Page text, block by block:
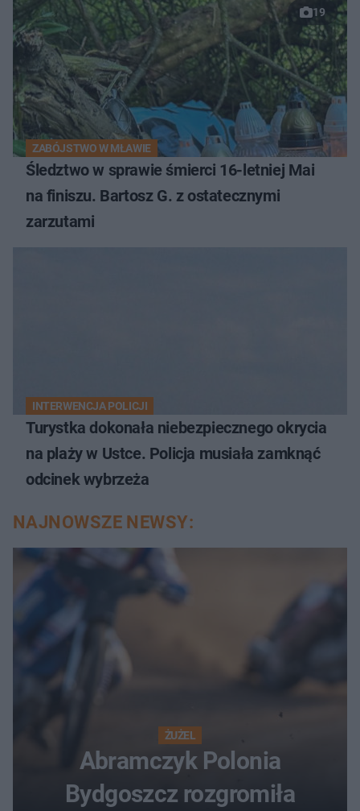
19
ZABÓJSTWO W MŁAWIE
Śledztwo w sprawie śmierci 16-letniej Mai
na finiszu. Bartosz G. z ostatecznymi
zarzutami
INTERWENCJA POLICJI
Turystka dokonała niebezpiecznego okrycia
na plaży w Ustce. Policja musiała zamknąć
odcinek wybrzeża
NAJNOWSZE NEWSY:
ŻUŻEL
Abramczyk Polonia
Bydgoszcz rozgromiła